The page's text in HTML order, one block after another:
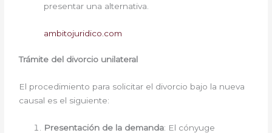
presentar una alternativa.
ambitojuridico.com
Trámite del divorcio unilateral
El procedimiento para solicitar el divorcio bajo la nueva
causal es el siguiente:
Presentación de la demanda: El cónyuge